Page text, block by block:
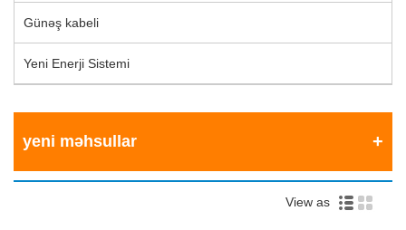
Günəş kabeli
Yeni Enerji Sistemi
yeni məhsullar
View as